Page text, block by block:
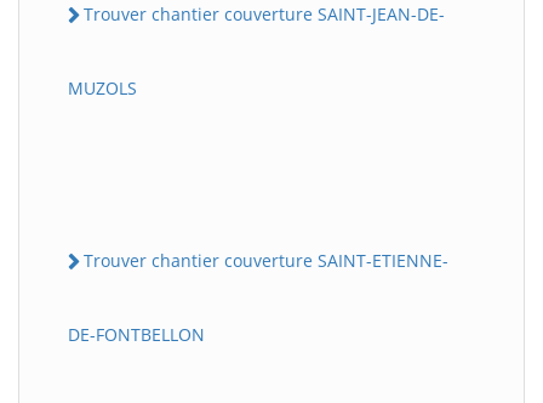
Trouver chantier couverture SAINT-JEAN-DE-
MUZOLS
Trouver chantier couverture SAINT-ETIENNE-
DE-FONTBELLON